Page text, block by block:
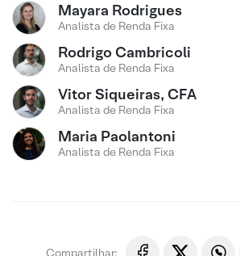
Mayara Rodrigues
Analista de Renda Fixa
Rodrigo Cambricoli
Analista de Renda Fixa
Vitor Siqueiras, CFA
Analista de Renda Fixa
Maria Paolantoni
Analista de Renda Fixa
Compartilhar: